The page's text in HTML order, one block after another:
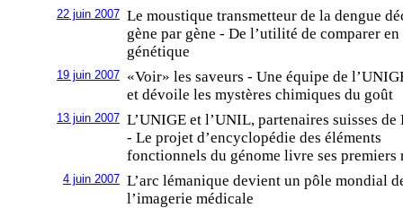
22 juin 2007 Le moustique transmetteur de la dengue
gène par gène - De l’utilité de comparer en
génétique
19 juin 2007 «Voir» les saveurs - Une équipe de
et dévoile les mystères chimiques du goût
13 juin 2007 L’UNIGE et l’UNIL, partenaires suisses de
- Le projet d’encyclopédie des éléments
fonctionnels du génome livre ses premiers
4 juin 2007 L’arc lémanique devient un pôle mondial
l’imagerie médicale